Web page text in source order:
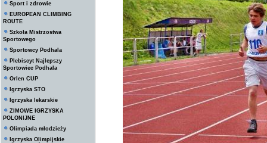
Sport i zdrowie
EUROPEAN CLIMBING
ROUTE
Szkoła Mistrzostwa
Sportowego
Sportowcy Podhala
Plebiscyt Najlepszy
Sportowiec Podhala
Orlen CUP
Igrzyska STO
Igrzyska lekarskie
ZIMOWE IGRZYSKA
POLONIJNE
Olimpiada młodzieży
Igrzyska Olimpijskie